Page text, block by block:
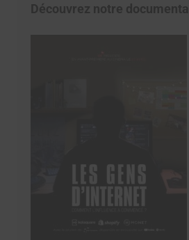
Découvrez notre